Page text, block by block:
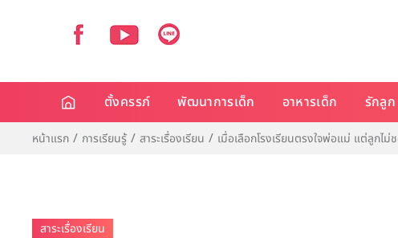
ตั้งครรภ์ พัฒนาการเด็ก อาหารเด็ก รักลู
หน้าแรก การเรียนรู้ สาระเรื่องเรียน เมื่อเลือกโรงเรียนตรงใจพ่อแม่ แต่ลูกไม่
สาระเรื่องเรียน